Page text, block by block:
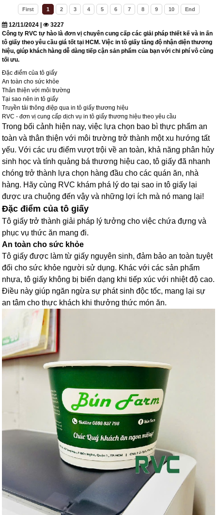
First 1 2 3 4 5 6 7 8 9 10 End
12/11/2024 |
3227
Công ty RVC tự hào là đơn vị chuyên cung cấp các giải pháp thiết kế và in ấn
tô giấy theo yêu cầu giá tốt tại HCM. Việc in tô giấy tăng độ nhận diện thương
hiệu, giúp khách hàng dễ dàng tiếp cận sản phẩm của bạn với chi phí vô cùng
tối ưu.
Đặc điểm của tô giấy
An toàn cho sức khỏe
Thân thiện với môi trường
Tại sao nên in tô giấy
Truyền tải thông điệp qua in tô giấy thương hiệu
RVC - đơn vị cung cấp dịch vụ in tô giấy thương hiệu theo yêu cầu
Trong bối cảnh hiện nay, việc lựa chọn bao bì thực phẩm an
toàn và thân thiện với môi trường trở thành một xu hướng tất
yếu. Với các ưu điểm vượt trội về an toàn, khả năng phân hủy
sinh học và tính quảng bá thương hiệu cao, tô giấy đã nhanh
chóng trở thành lựa chọn hàng đầu cho các quán ăn, nhà
hàng. Hãy cùng RVC khám phá lý do tại sao in tô giấy lại
được ưa chuộng đến vậy và những lợi ích mà nó mang lại!
Đặc điểm của tô giấy
Tô giấy trở thành giải pháp lý tưởng cho việc chứa đựng và
phục vụ thức ăn mang đi.
An toàn cho sức khỏe
Tô giấy được làm từ giấy nguyên sinh, đảm bảo an toàn tuyệt
đối cho sức khỏe người sử dụng. Khác với các sản phẩm
nhựa, tô giấy không bị biến dạng khi tiếp xúc với nhiệt độ cao.
Điều này giúp ngăn ngừa sự phát sinh độc tốc, mang lại sự
an tâm cho thực khách khi thưởng thức món ăn.